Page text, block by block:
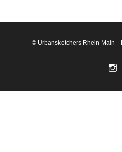
© Urbansketchers Rhein-Main